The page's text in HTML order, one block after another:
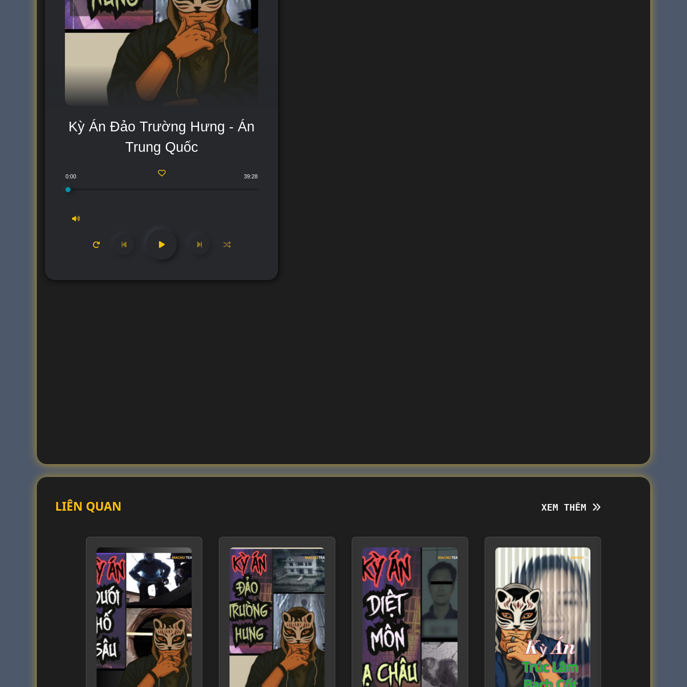
Kỳ Án Đảo Trường Hưng - Án
Trung Quốc
0:00 39:28
LIÊN QUAN
XEM THÊM